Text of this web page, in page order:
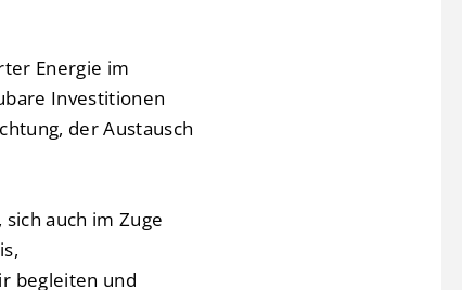
Energie im
Investitionen
der Austausch
auch im Zuge
begleiten und